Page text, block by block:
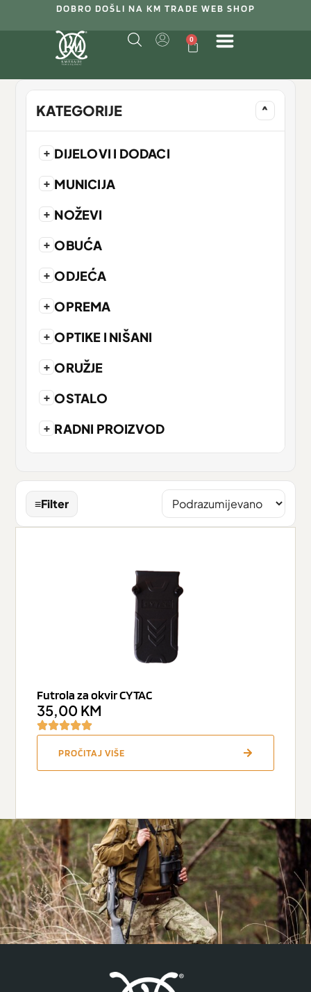
DOBRO DOŠLI NA KM TRADE WEB SHOP
0
KATEGORIJE ^
+ DIJELOVI I DODACI
+ MUNICIJA
+ NOŽEVI
+ OBUĆA
+ ODJEĆA
+ OPREMA
+ OPTIKE I NIŠANI
+ ORUŽJE
+ OSTALO
+ RADNI PROIZVOD
≡Filter
Futrola za okvir CYTAC
35,00 KM
PROČITAJ VIŠE